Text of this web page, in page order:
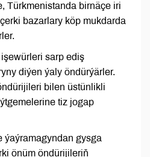
Türkmenistanda birnäçe iri
bazarlary köp mukdarda
sarp ediş
diýen ýaly öndürýärler.
bilen üstünlikli
tiz jogap
ýaýramagyndan gysga
önüm öndürijileriň